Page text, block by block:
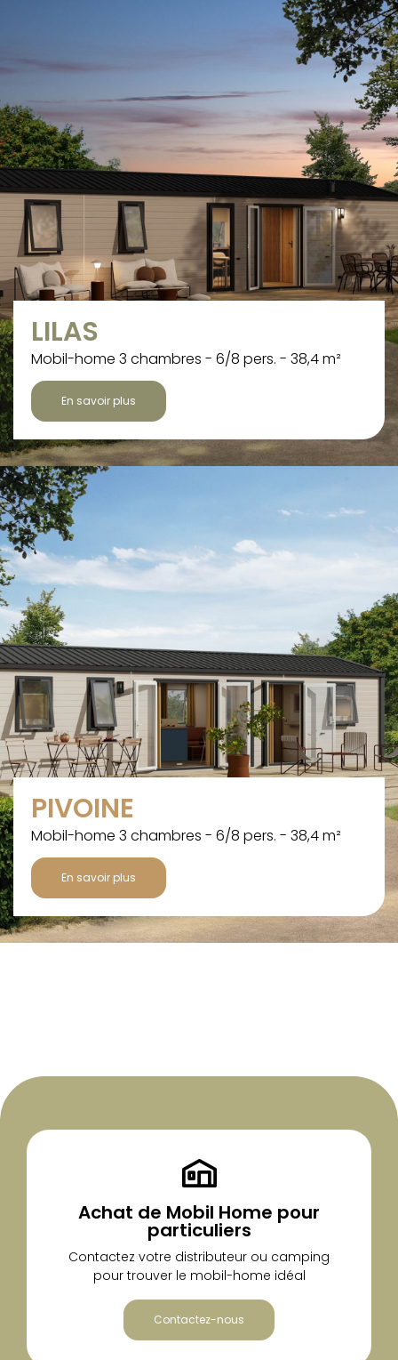
LILAS
Mobil-home 3 chambres - 6/8 pers. - 38,4 m²
En savoir plus
PIVOINE
Mobil-home 3 chambres - 6/8 pers. - 38,4 m²
En savoir plus
Achat de Mobil Home pour
particuliers
Contactez votre distributeur ou camping
pour trouver le mobil-home idéal
Contactez-nous